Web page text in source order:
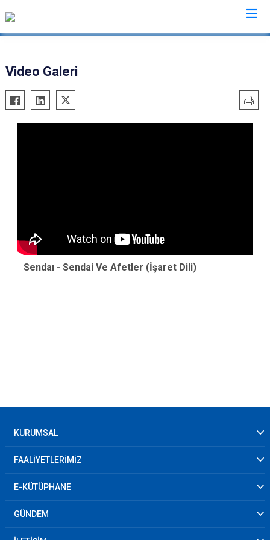
AFAD İl Müdürlükleri
Video Galeri
Sendaı - Sendai Ve Afetler (İşaret Dili)
KURUMSAL
FAALİYETLERİMİZ
E-KÜTÜPHANE
GÜNDEM